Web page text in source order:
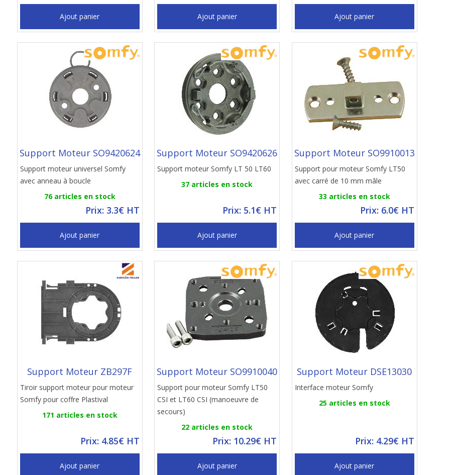
Ajout panier Ajout panier Ajout panier
Support Moteur SO9420624
Support moteur universel Somfy
avec anneau à boucle
76 articles en stock
Prix: 3.3€ HT
Ajout panier
Support Moteur SO9420626
Support moteur Somfy LT 50 LT60
37 articles en stock
Prix: 5.1€ HT
Ajout panier
Support Moteur SO9910013
Support pour moteur Somfy LT50
avec carré de 10 mm mâle
33 articles en stock
Prix: 6.0€ HT
Ajout panier
Support Moteur ZB297F
Tiroir support moteur pour moteur
Somfy pour coffre Plastival
171 articles en stock
Prix: 4.85€ HT
Ajout panier
Support Moteur SO9910040
Support pour moteur Somfy LT50
CSI et LT60 CSI (manoeuvre de
secours)
22 articles en stock
Prix: 10.29€ HT
Ajout panier
Support Moteur DSE13030
Interface moteur Somfy
25 articles en stock
Prix: 4.29€ HT
Ajout panier